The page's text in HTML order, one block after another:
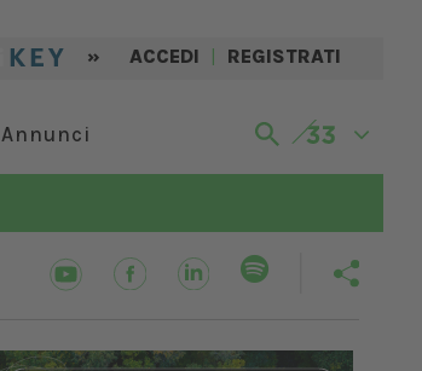
» ACCEDI | REGISTRATI
Annunci